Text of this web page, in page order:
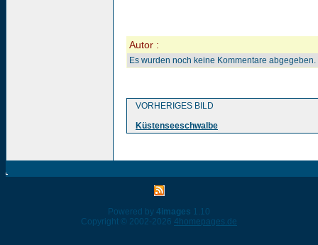
Autor :
Es wurden noch keine Kommentare abgegeben.
VORHERIGES BILD
Küstenseeschwalbe
Powered by 4images 1.10
Copyright © 2002-2026 4homepages.de